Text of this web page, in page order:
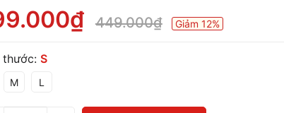
449.000₫ Giảm 12%
thước: S
M L